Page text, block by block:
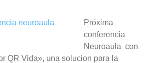
Próxima
conferencia
Neuroaula con
QR Vida», una solucion para la